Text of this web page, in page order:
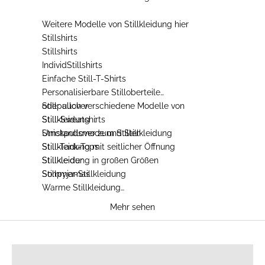
Weitere Modelle von Stillkleidung hier
Stillshirts
Stillshirts
IndividStillshirts
Einfache Still-T-Shirts
Personalisierbare Stilloberteile
Stillpullover
Still-Sweatshirts
Strickpullover zum Stillen
Still-Tank-Tops
Stillkleider
Stillpyjamas
oder auch verschiedene Modelle von
Stillkleidung:
Umstandsmode und Stillkleidung
Stillkleidung mit seitlicher Öffnung
Stillkleidung in großen Größen
Sommer-Stillkleidung
Warme Stillkleidung
Mehr sehen